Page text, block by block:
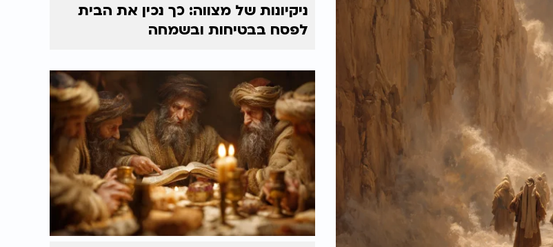
ניקיונות של מצווה: כך נכין את הבית
לפסח בבטיחות ובשמחה